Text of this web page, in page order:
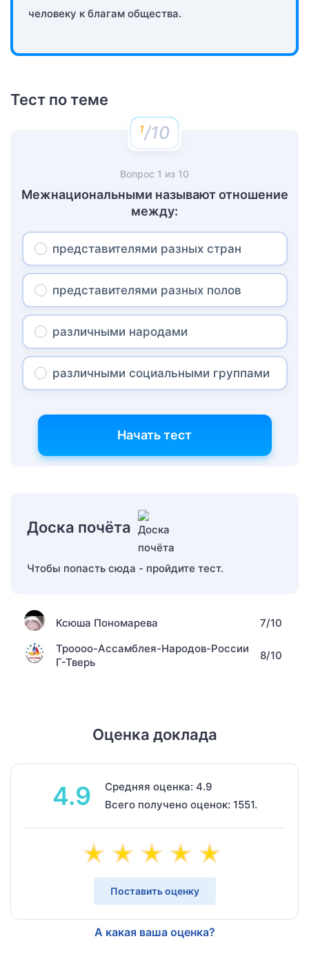
человеку к благам общества.
Тест по теме
/10
Вопрос 1 из 10
Межнациональными называют отношение
между:
представителями разных стран
представителями разных полов
различными народами
различными социальными группами
Начать тест
Доска почёта
Чтобы попасть сюда - пройдите тест.
Ксюша Пономарева
7/10
Троооо-Ассамблея-Народов-России
Г-Тверь
8/10
Оценка доклада
4.9
Средняя оценка: 4.9
Всего получено оценок: 1551.
Поставить оценку
А какая ваша оценка?